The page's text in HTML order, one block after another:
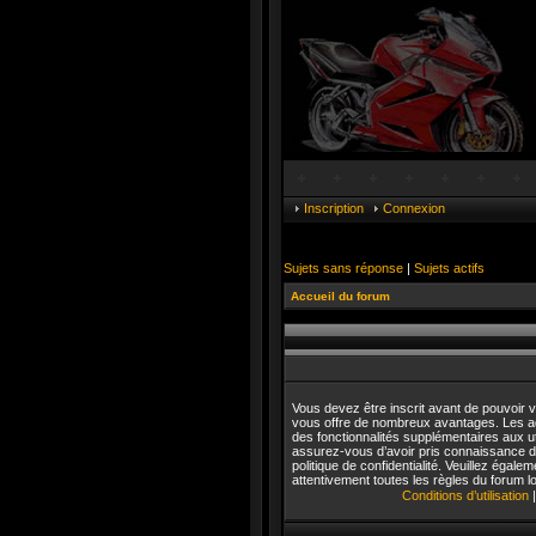
Inscription Connexion
Sujets sans réponse | Sujets actifs
Accueil du forum
Vous devez être inscrit avant de pouvoir
vous offre de nombreux avantages. Les
des fonctionnalités supplémentaires aux
assurez-vous d’avoir pris connaissance
politique de confidentialité. Veuillez
attentivement toutes les règles du forum
Conditions d’utilisation|